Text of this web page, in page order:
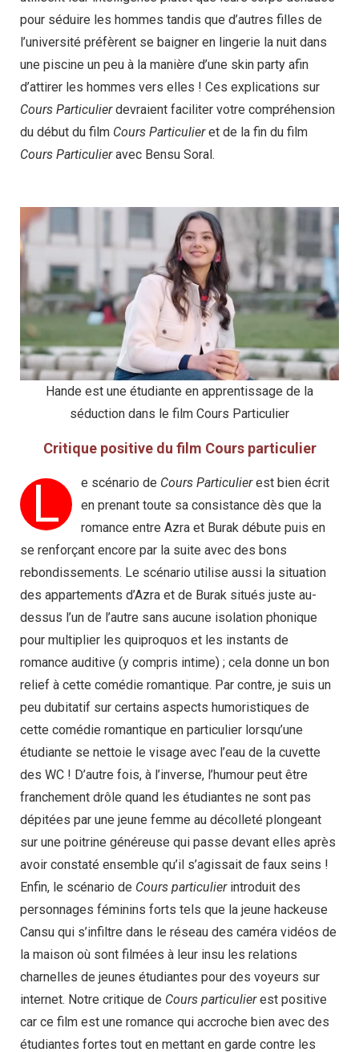
pour séduire les hommes tandis que d’autres filles de
l’université préfèrent se baigner en lingerie la nuit dans
une piscine un peu à la manière d’une skin party afin
d’attirer les hommes vers elles ! Ces explications sur
Cours Particulierdevraient faciliter votre compréhension
du début du film Cours Particulieret de la fin du film
Cours Particulieravec Bensu Soral.
Hande est une étudiante en apprentissage de la
séduction dans le film Cours Particulier
Critique positive du film Cours particulier
L e scénario de Cours Particulierest bien écrit
en prenant toute sa consistance dès que la
romance entre Azra et Burak débute puis en
se renforçant encore par la suite avec des bons
rebondissements. Le scénario utilise aussi la situation
des appartements d’Azra et de Burak situés juste au-
dessus l’un de l’autre sans aucune isolation phonique
pour multiplier les quiproquos et les instants de
romance auditive (y compris intime) ; cela donne un bon
relief à cette comédie romantique. Par contre, je suis un
peu dubitatif sur certains aspects humoristiques de
cette comédie romantique en particulier lorsqu’une
étudiante se nettoie le visage avec l’eau de la cuvette
des WC ! D’autre fois, à l’inverse, l’humour peut être
franchement drôle quand les étudiantes ne sont pas
dépitées par une jeune femme au décolleté plongeant
sur une poitrine généreuse qui passe devant elles après
avoir constaté ensemble qu’il s’agissait de faux seins !
Enfin, le scénario de Cours particulierintroduit des
personnages féminins forts tels que la jeune hackeuse
Cansu qui s’infiltre dans le réseau des caméra vidéos de
la maison où sont filmées à leur insu les relations
charnelles de jeunes étudiantes pour des voyeurs sur
internet. Notre critique de Cours particulierest positive
car ce film est une romance qui accroche bien avec des
étudiantes fortes tout en mettant en garde contre les